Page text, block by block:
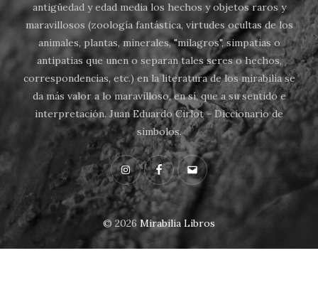
antigüedad y edad media los hechos y objetos raros y
maravillosos (zoología fantástica, virtudes ocultas de los
animales, plantas, minerales, "milagros", simpatias o
antipatias que unen o separan tales seres o hechos,
correspondencias, etc.) en la literatura de los mirabilia se
da más valor a lo maravilloso, en sí, que a su sentido e
interpretación. Juan Eduardo Cirlot - Diccionario de
símbolos.
InstagramFacebook
Email
© 2026 Mirabilia Libros